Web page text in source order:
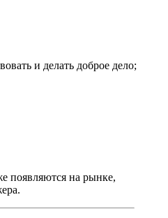
и делать доброе дело;
появляются на рынке,